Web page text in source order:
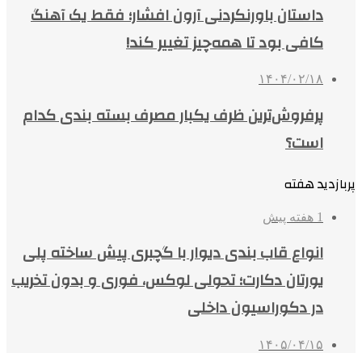
داستان باورنکردنی آرون افشار؛ فقط یک آهنگ
کافی بود تا همه‌چیز تغییر کند!
۱۴۰۴/۰۲/۱۸
پرفروش‌ترین ظرف یکبار مصرف بسته بندی کدام
است؟
پربازدید هفته
1 هفته پیش
انواع قاب بندی دیوار با گچبری پیش ساخته پلی
یورتان دکارت؛ تحولی لوکس، فوری و بدون تخریب
در دکوراسیون داخلی
۱۴۰۵/۰۴/۱۵